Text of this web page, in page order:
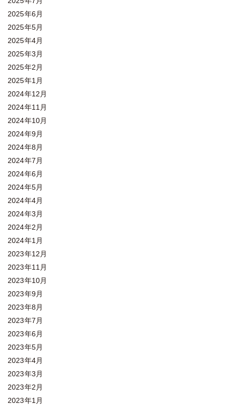
2025年6月
2025年5月
2025年4月
2025年3月
2025年2月
2025年1月
2024年12月
2024年11月
2024年10月
2024年9月
2024年8月
2024年7月
2024年6月
2024年5月
2024年4月
2024年3月
2024年2月
2024年1月
2023年12月
2023年11月
2023年10月
2023年9月
2023年8月
2023年7月
2023年6月
2023年5月
2023年4月
2023年3月
2023年2月
2023年1月